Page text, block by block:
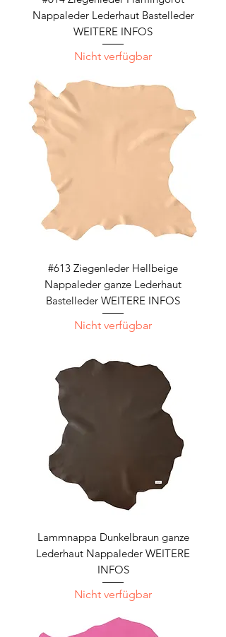
Nappaleder Lederhaut Bastelleder
WEITERE INFOS
Nicht verfügbar
#613 Ziegenleder Hellbeige
Nappaleder ganze Lederhaut
Bastelleder WEITERE INFOS
Nicht verfügbar
Lammnappa Dunkelbraun ganze
Lederhaut Nappaleder WEITERE
INFOS
Nicht verfügbar